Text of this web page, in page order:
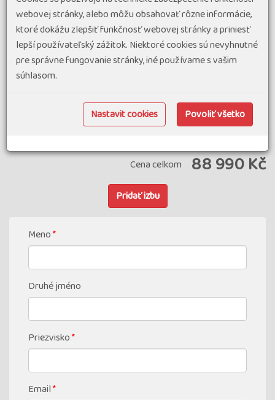
First Moment 4 % za přihlášení více než 6 měsíců
před odjezdem (max. 5 000 Kč)
First Moment 5 % (věrnostní) za přihlášení více než 6
měsíců před odjezdem (max. 5 000 Kč)
jednu osobu uskutečněných v jednom roce
Cena celkom 88 990 Kč
Pridať izbu
Meno*
Druhé jméno
Priezvisko*
Email*
webovej stránky, alebo môžu obsahovať rôzne informácie,
ktoré dokážu zlepšiť funkčnosť webovej stránky a priniesť
lepší používateľský zážitok. Niektoré cookies sú nevyhnutné
pre správne fungovanie stránky, iné používame s vašim
súhlasom.
Nastavit cookies Povoliť všetko